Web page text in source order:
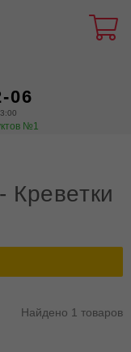
06
№1
Креветки
Найдено 1 товаров